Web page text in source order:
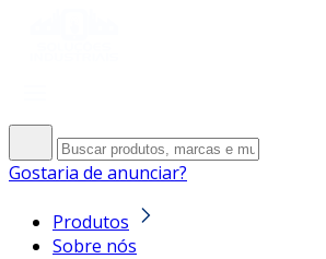
Gostaria de anunciar?
Produtos
Sobre nós